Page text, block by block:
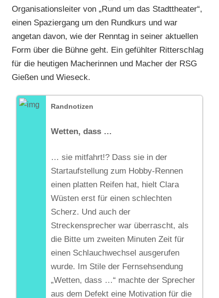
Organisationsleiter von „Rund um das Stadttheater“,
einen Spaziergang um den Rundkurs und war
angetan davon, wie der Renntag in seiner aktuellen
Form über die Bühne geht. Ein gefühlter Ritterschlag
für die heutigen Macherinnen und Macher der RSG
Gießen und Wieseck.
Randnotizen
Wetten, dass …
… sie mitfahrt!? Dass sie in der
Startaufstellung zum Hobby-Rennen
einen platten Reifen hat, hielt Clara
Wüsten erst für einen schlechten
Scherz. Und auch der
Streckensprecher war überrascht, als
die Bitte um zweiten Minuten Zeit für
einen Schlauchwechsel ausgerufen
wurde. Im Stile der Fernsehsendung
„Wetten, dass …“ machte der Sprecher
aus dem Defekt eine Motivation für die